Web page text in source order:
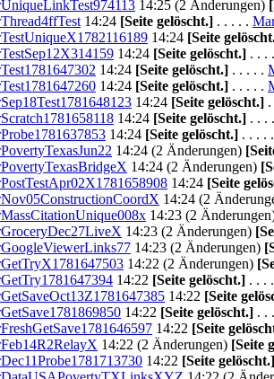
14:25 (2 Änderungen)
14:24 [Seite gelöscht.] . . . . .
14:24 [Seite
14:24 [Seite gelöscht.] . . .
14:24 [Seite gelöscht.] . . . . .
14:24 [Seite gelöscht.] . . . . .
14:24 [Seite gelöscht.]
14:24 [Seite gelöscht.] . . .
14:24 [Seite gelöscht.] . . . . .
14:24 (2 Änderungen)
14:24 (2 Änderungen)
14:24 [Seite
14:24 (2
14:23 (2
14:23 (2 Änderungen)
14:23 (2 Änderungen)
14:22 (2 Änderungen)
14:22 [Seite gelöscht.] . . .
14:22 [Seite
14:22 [Seite gelöscht.] . .
14:22 [Seite
14:22 (2 Änderungen) [Seite
14:22 [Seite gelöscht.]